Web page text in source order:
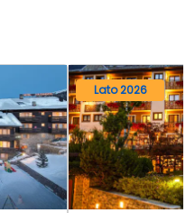
Lato 2026